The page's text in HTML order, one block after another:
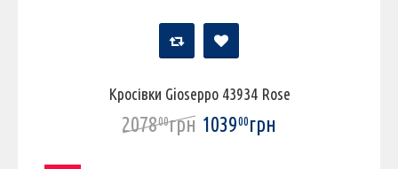
Кросівки Gioseppo 43934 Rose
207800грн 103900грн